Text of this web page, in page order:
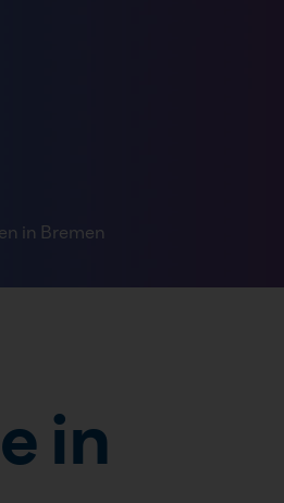
in Bremen
in